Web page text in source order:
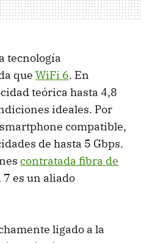
tecnología
que WiFi 6. En
teórica hasta 4,8
ideales. Por
compatible,
de hasta 5 Gbps.
contratada fibra de
es un aliado
ligado a la